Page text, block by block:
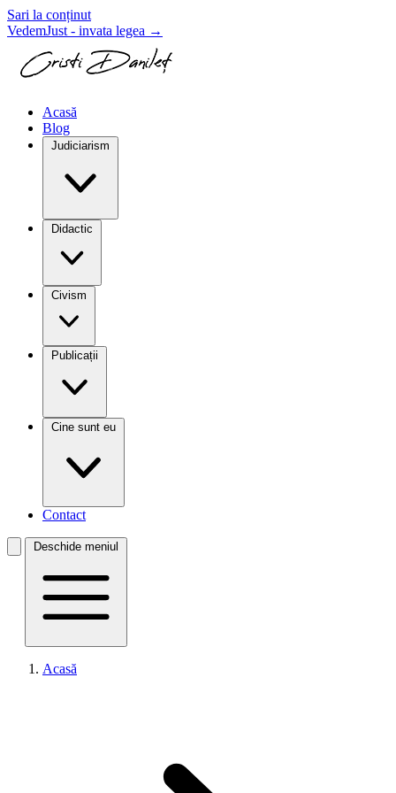
Sari la conținut
VedemJust - invata legea →
Acasă
Blog
Judiciarism
Didactic
Civism
Publicații
Cine sunt eu
Contact
Deschide meniul
Acasă